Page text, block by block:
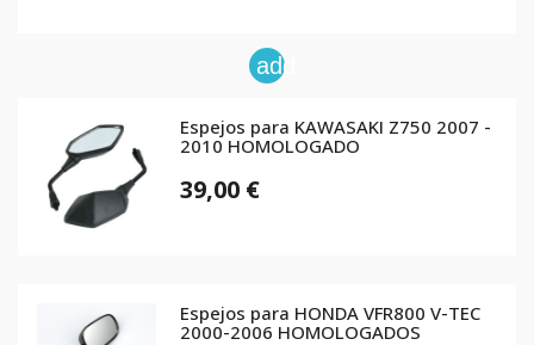
add
Espejos para KAWASAKI Z750 2007 -
2010 HOMOLOGADO
39,00 €
Espejos para HONDA VFR800 V-TEC
2000-2006 HOMOLOGADOS